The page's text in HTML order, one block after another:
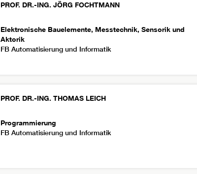
PROF. DR.-ING. JÖRG FOCHTMANN
Elektronische Bauelemente, Messtechnik, Sensorik und
Aktorik
FB Automatisierung und Informatik
PROF. DR.-ING. THOMAS LEICH
Programmierung
FB Automatisierung und Informatik